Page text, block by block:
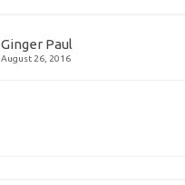
Ginger Paul
August 26, 2016